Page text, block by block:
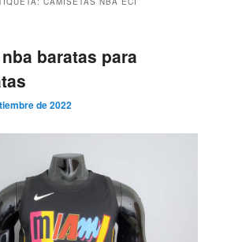
baratas para
de 2022